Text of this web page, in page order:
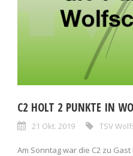
C2 HOLT 2 PUNKTE IN
21 Okt. 2019 TSV
Am Sonntag war die C2 zu